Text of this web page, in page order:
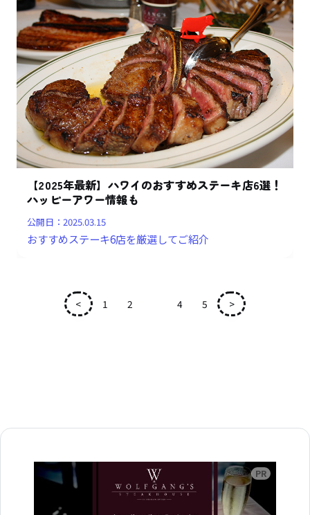
【2025年最新】ハワイのおすすめステーキ店6選！
ハッピーアワー情報も
公開日：2025.03.15
おすすめステーキ6店を厳選してご紹介
< 1 2 4 5 >
広告